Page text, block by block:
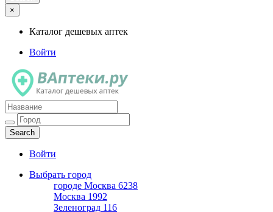
×
Каталог дешевых аптек
Войти
Каталог дешевых аптек
Войти
Выбрать город
городе Москва 6238
Москва 1992
Зеленоград 116